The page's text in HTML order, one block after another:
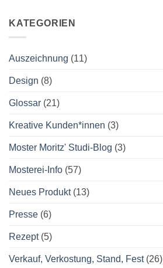
2024
neu:
Set
KATEGORIEN
Auszeichnung (11)
Design (8)
Glossar (21)
Kreative Kunden*innen (3)
Moster Moritz' Studi-Blog (3)
Mosterei-Info (57)
Neues Produkt(13)
Presse (6)
Rezept(5)
Verkauf, Verkostung, Stand, Fest(26)